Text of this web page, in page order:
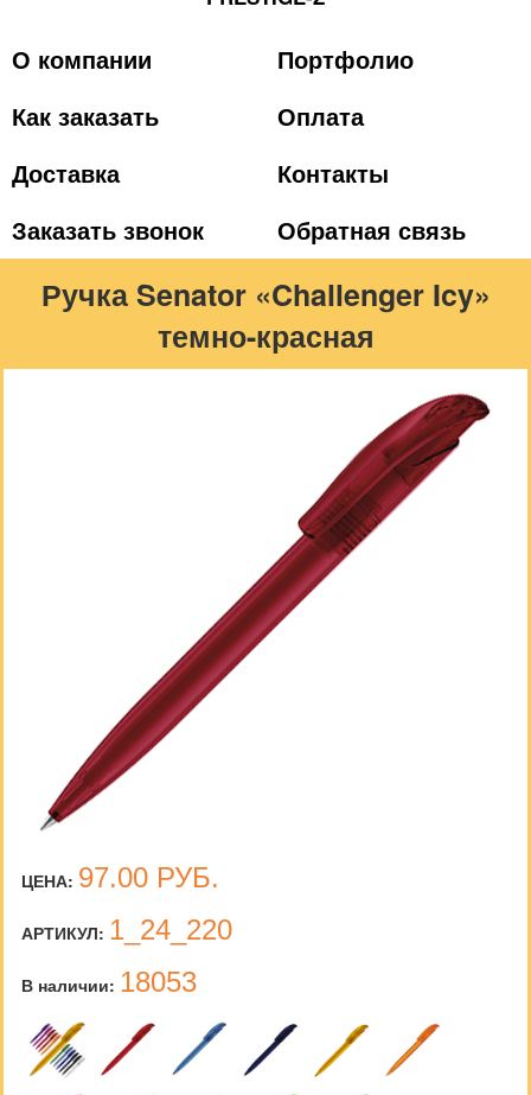
О компании
Портфолио
Как заказать
Оплата
Доставка
Контакты
Заказать звонок
Обратная связь
Ручка Senator «Challenger Icy»
темно-красная
ЦЕНА: 97.00 РУБ.
АРТИКУЛ: 1_24_220
В наличии: 18053